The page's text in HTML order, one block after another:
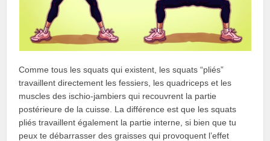
Comme tous les squats qui existent, les squats “pliés”
travaillent directement les fessiers, les quadriceps et les
muscles des ischio-jambiers qui recouvrent la partie
postérieure de la cuisse. La différence est que les squats
pliés travaillent également la partie interne, si bien que tu
peux te débarrasser des graisses qui provoquent l’effet